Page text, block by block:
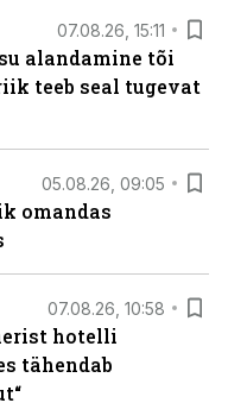
07.08.26, 15:11
alandamine tõi
teeb seal tugevat
05.08.26, 09:05
omandas
07.08.26, 10:58
hotelli
tähendab